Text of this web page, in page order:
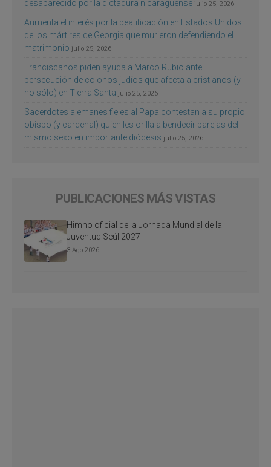
desaparecido por la dictadura nicaragüense julio 25, 2026
Aumenta el interés por la beatificación en Estados Unidos
de los mártires de Georgia que murieron defendiendo el
matrimonio julio 25, 2026
Franciscanos piden ayuda a Marco Rubio ante
persecución de colonos judíos que afecta a cristianos (y
no sólo) en Tierra Santa julio 25, 2026
Sacerdotes alemanes fieles al Papa contestan a su propio
obispo (y cardenal) quien les orilla a bendecir parejas del
mismo sexo en importante diócesis julio 25, 2026
PUBLICACIONES MÁS VISTAS
Himno oficial de la Jornada Mundial de la
Juventud Seúl 2027
3 Ago 2026